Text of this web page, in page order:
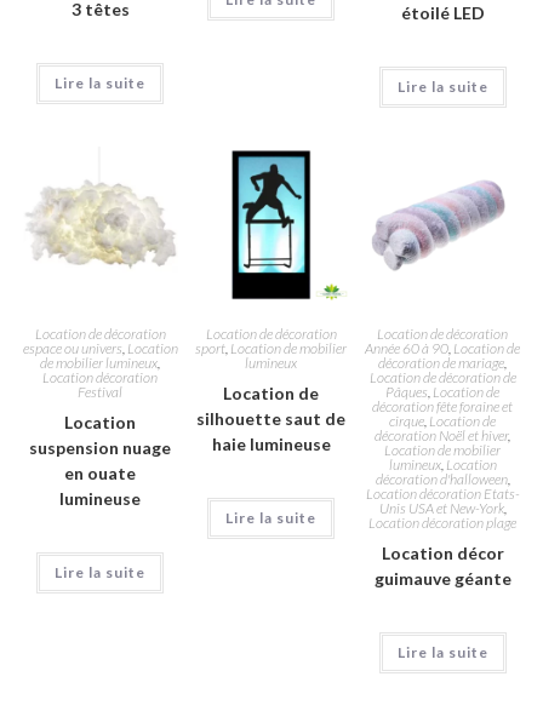
3 têtes
Lire la suite
étoilé LED
Lire la suite
Location de décoration
espace ou univers Location
de mobilier lumineux
Location décoration
Festival
Location
suspension nuage
en ouate
lumineuse
Lire la suite
Location de décoration
sport Location de mobilier
lumineux
Location de
silhouette saut de
haie lumineuse
Lire la suite
Location de décoration
Année 60 à 90 Location de
décoration de mariage
Location de décoration de
Pâques Location de
décoration fête foraine et
cirque Location de
décoration Noël et hiver,
Location de mobilier
lumineux, Location
décoration d'halloween,
Location décoration Etats-
Unis USA et New-York,
Location décoration plage
Location décor
guimauve géante
Lire la suite